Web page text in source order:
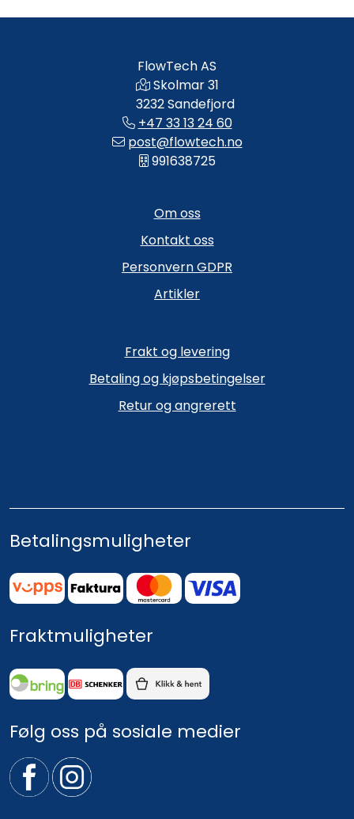
Betalingsmuligheter
Fraktmuligheter
Følg oss på sosiale medier
FlowTech AS
Skolmar 31
3232 Sandefjord
+47 33 13 24 60
post@flowtech.no
991638725
Om oss
Kontakt oss
Personvern GDPR
Artikler
Frakt og levering
Betaling og kjøpsbetingelser
Retur og angrerett